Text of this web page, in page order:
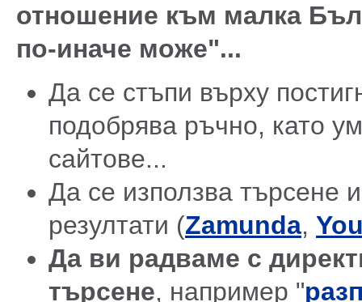
отношение към малка
по-иначе може"...
Да се стъпи върху
подобрява ръчно, като
сайтове...
Да се използва търсене
резултати (Zamunda,
Да ви радваме с
търсене, например "